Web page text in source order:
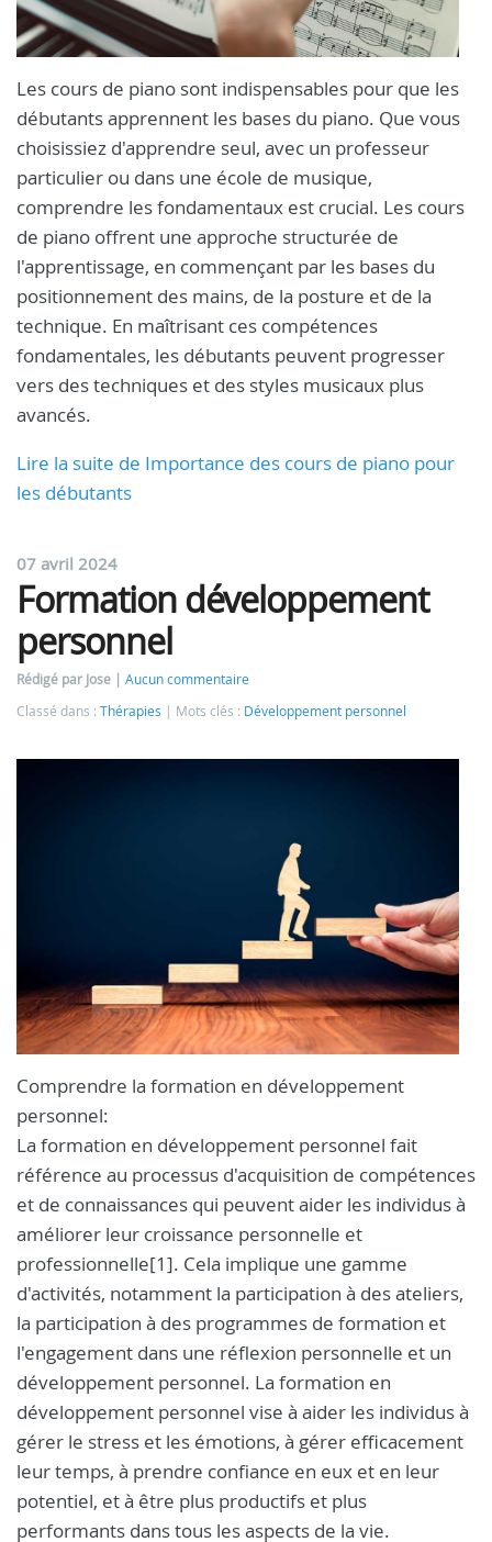
Les cours de piano sont indispensables pour que les
débutants apprennent les bases du piano. Que vous
choisissiez d'apprendre seul, avec un professeur
particulier ou dans une école de musique,
comprendre les fondamentaux est crucial. Les cours
de piano offrent une approche structurée de
l'apprentissage, en commençant par les bases du
positionnement des mains, de la posture et de la
technique. En maîtrisant ces compétences
fondamentales, les débutants peuvent progresser
vers des techniques et des styles musicaux plus
avancés.
Lire la suite de Importance des cours de piano pour
les débutants
07 avril 2024
Formation développement
personnel
Rédigé par Jose
Aucun commentaire
Classé dans : Thérapies Mots clés : Développement personnel
Comprendre la formation en développement
personnel:
La formation en développement personnel fait
référence au processus d'acquisition de compétences
et de connaissances qui peuvent aider les individus à
améliorer leur croissance personnelle et
professionnelle[1]. Cela implique une gamme
d'activités, notamment la participation à des ateliers,
la participation à des programmes de formation et
l'engagement dans une réflexion personnelle et un
développement personnel. La formation en
développement personnel vise à aider les individus à
gérer le stress et les émotions, à gérer efficacement
leur temps, à prendre confiance en eux et en leur
potentiel, et à être plus productifs et plus
performants dans tous les aspects de la vie.